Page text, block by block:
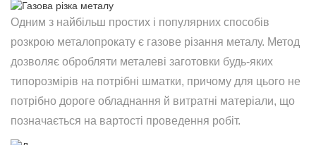
Одним з найбільш простих і популярних способів
розкрою металопрокату є газове різання металу. Метод
дозволяє обробляти металеві заготовки будь-яких
типорозмірів на потрібні шматки, причому для цього не
потрібно дороге обладнання й витратні матеріали, що
позначається на вартості проведення робіт.